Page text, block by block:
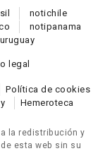
notichile
notipanama
uruguay
legal
Política de cookies
Hemeroteca
la redistribución y
esta web sin su